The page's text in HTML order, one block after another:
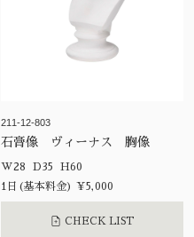
211-12-803
石膏像 ヴィーナス 胸像
W28 D35 H60
1日(基本料金) ¥5,000
CHECK LIST